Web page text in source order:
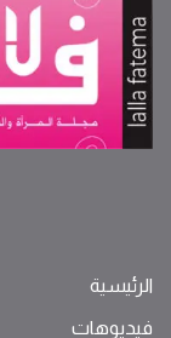
الرئيسية
فيديوهات